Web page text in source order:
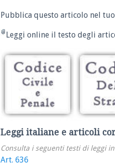
Pubblica questo articolo nel
Leggi online il testo degli
Leggi italiane e articoli
Consulta i seguenti testi di leggi
Art. 636